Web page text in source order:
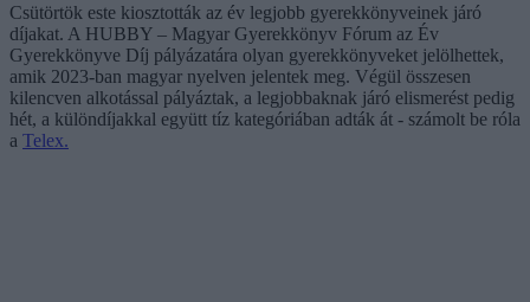
Csütörtök este kiosztották az év legjobb gyerekkönyveinek járó
díjakat. A HUBBY – Magyar Gyerekkönyv Fórum az Év
Gyerekkönyve Díj pályázatára olyan gyerekkönyveket jelölhettek,
amik 2023-ban magyar nyelven jelentek meg. Végül összesen
kilencven alkotással pályáztak, a legjobbaknak járó elismerést pedig
hét, a különdíjakkal együtt tíz kategóriában adták át - számolt be róla
a Telex.